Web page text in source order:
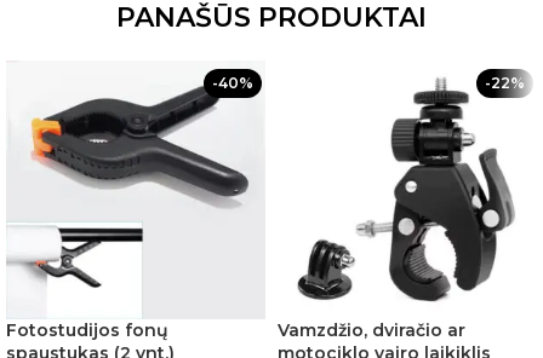
PANAŠŪS PRODUKTAI
-40%
Fotostudijos fonų
spaustukas (2 vnt.)
-22%
Vamzdžio, dviračio ar
motociklo vairo laikiklis